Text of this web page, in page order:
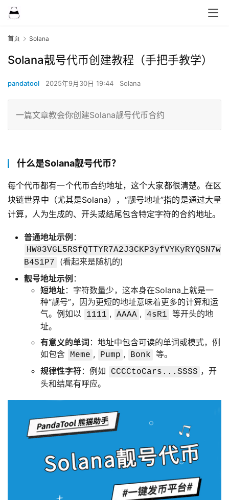
首页 Solana
Solana靓号代币创建教程（手把手教学）
pandatool 2025年9月30日 19:44 Solana
一篇文章教会你创建Solana靓号代币合约
什么是Solana靓号代币？
每个代币都有一个代币合约地址，这个大家都很清楚。在区
块链世界中（尤其是Solana），“靓号地址”指的是通过大量
计算，人为生成的、开头或结尾包含特定字符的合约地址。
普通地址示例 ：
HW83VGL5RSfQTTYR7A2J3CKP3yfVYKyRYQSN7w
B4S1P7
(看起来是随机的)
靓号地址示例 ：
短地址：字符数量少，这本身在Solana上就是一
种“靓号”，因为更短的地址意味着更多的计算和运
气。例如以
1111 , AAAA , 4sR1
等开头的地
址。
有意义的单词 ：地址中包含可读的单词或模式，例
如包含
Meme , Pump , Bonk
等。
规律性字符：例如 CCCCtoCars...SSSS ，开
头和结尾有呼应。